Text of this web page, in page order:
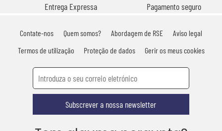
Entrega Expressa Pagamento seguro
Contate-nos Quem somos? Abordagem de RSE
Aviso legal
Termos de utilização
Proteção de dados Gerir os meus cookies
Subscrever a nossa newsletter